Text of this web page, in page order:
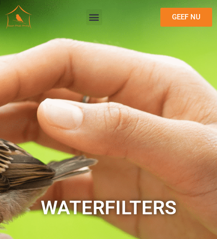
GEEF NU
WATERFILTERS